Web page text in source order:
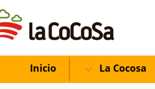
Inicio La Cocosa